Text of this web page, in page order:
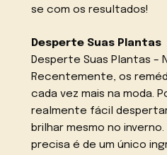
se com os resultados!
Desperte Suas Plantas
Desperte Suas Plantas –
Recentemente, os
cada vez mais na moda.
realmente fácil
brilhar mesmo no
precisa é de um único